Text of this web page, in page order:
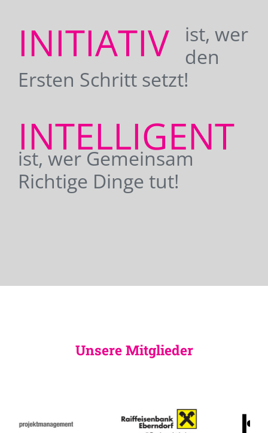
INITIATIV
ist, wer
den
Ersten Schritt setzt!
INTELLIGENT
ist, wer Gemeinsam
Richtige Dinge tut!
Unsere Mitglieder